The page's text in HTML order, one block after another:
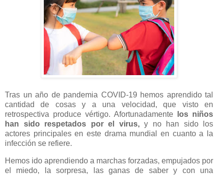
Tras un año de pandemia COVID-19 hemos aprendido tal
cantidad de cosas y a una velocidad, que visto en
retrospectiva produce vértigo. Afortunadamente
los niños
han sido respetados por el virus,y no han sido los
actores principales en este drama mundial en cuanto a la
infección se refiere.
Hemos ido aprendiendo a marchas forzadas, empujados por
el miedo, la sorpresa, las ganas de saber y con una